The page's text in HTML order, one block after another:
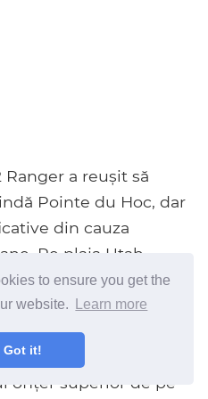
to ensure you get the
website.
Learn more
Got it!
a reușit să
Pointe du Hoc, dar
din cauza
Pe plaja Utah,
doar 197 de
din orice plajă, când
într-un loc
puternici. Deși
ofițer superior de pe